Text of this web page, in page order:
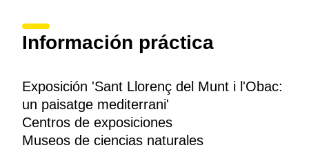
Información práctica
Exposición 'Sant Llorenç del Munt i l'Obac:
un paisatge mediterrani'
Centros de exposiciones
Museos de ciencias naturales